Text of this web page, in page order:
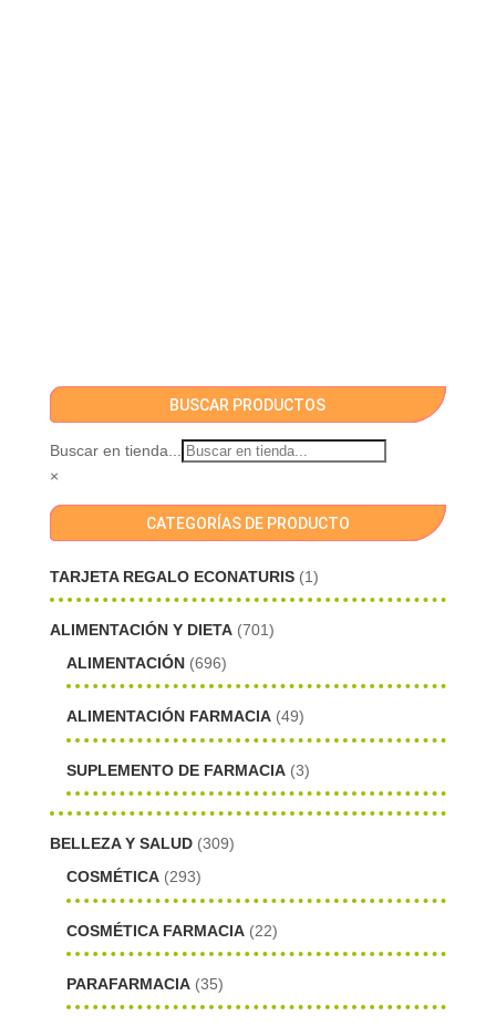
BUSCAR PRODUCTOS
Buscar en tienda...
×
CATEGORÍAS DE PRODUCTO
TARJETA REGALO ECONATURIS (1)
ALIMENTACIÓN Y DIETA (701)
ALIMENTACIÓN (696)
ALIMENTACIÓN FARMACIA (49)
SUPLEMENTO DE FARMACIA (3)
BELLEZA Y SALUD (309)
COSMÉTICA (293)
COSMÉTICA FARMACIA (22)
PARAFARMACIA (35)